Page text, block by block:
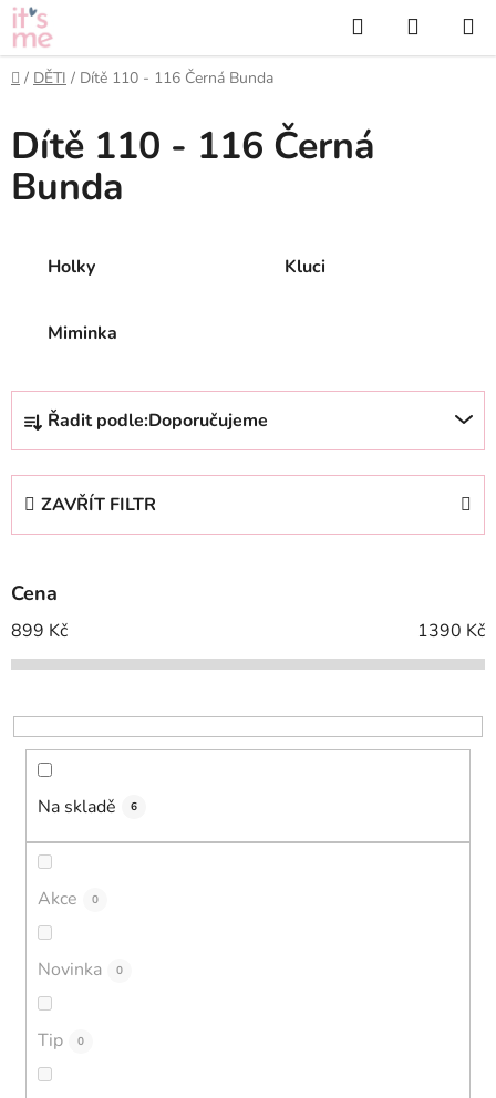
Přejít
na
obsah
Hledat
KOŠÍK
Domů
/ DĚTI / Dítě 110 - 116 Černá Bunda
Dítě 110 - 116 Černá
Bunda
Holky Kluci
Miminka
Ř
z
p
r
o
d
k
t
Řadit podle:Doporučujeme
ZAVŘÍT FILTR
Cena
899 Kč 1390 Kč
Na skladě 6
Akce 0
Novinka 0
Tip 0